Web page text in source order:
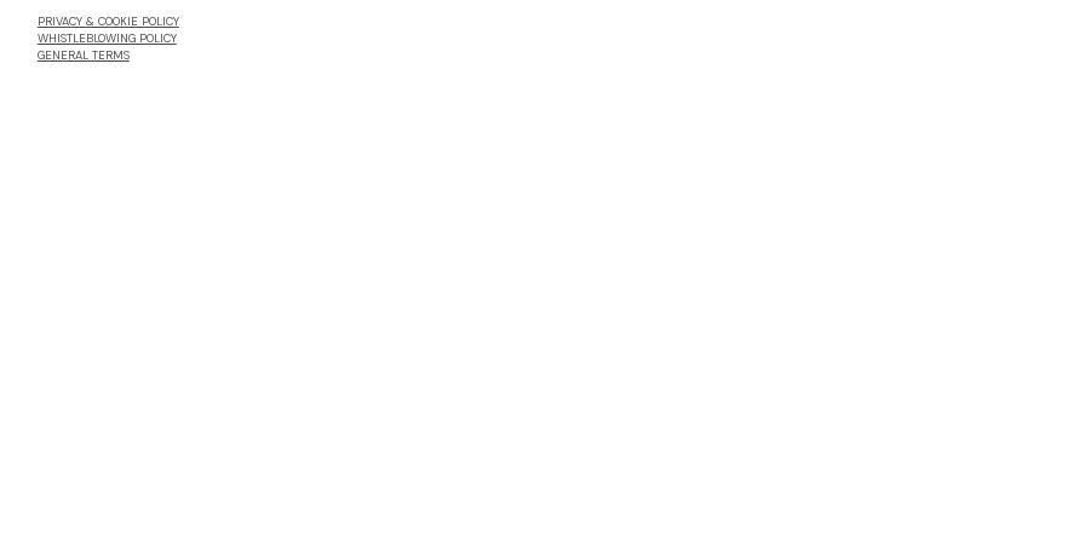
PRIVACY & COOKIE POLICY
WHISTLEBLOWING POLICY
GENERAL TERMS